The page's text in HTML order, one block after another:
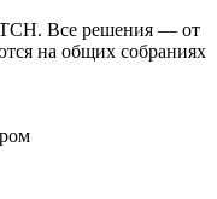
Все решения — от
на общих собраниях